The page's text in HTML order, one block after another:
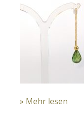
» Mehr lesen